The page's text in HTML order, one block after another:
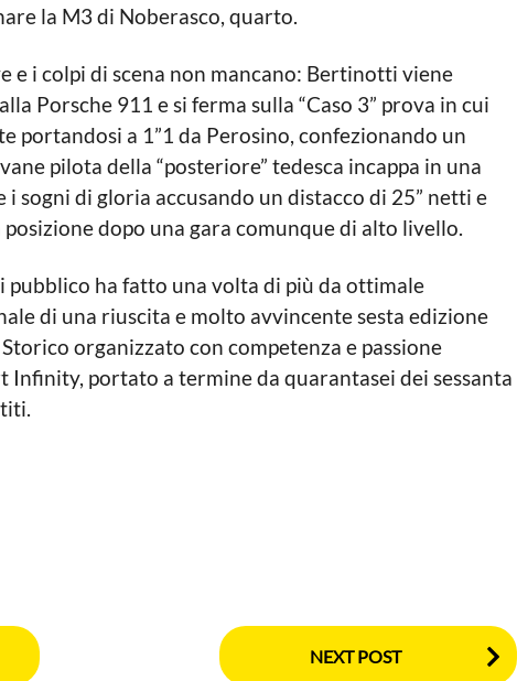
la M3 di Noberasco, quarto.
e i colpi di scena non mancano: Bertinotti viene
Porsche 911 e si ferma sulla “Caso 3” prova in cui
portandosi a 1”1 da Perosino, confezionando un
pilota della “posteriore” tedesca incappa in una
sogni di gloria accusando un distacco di 25” netti e
dopo una gara comunque di alto livello.
pubblico ha fatto una volta di più da ottimale
di una riuscita e molto avvincente sesta edizione
organizzato con competenza e passione
Infinity, portato a termine da quarantasei dei sessanta
NEXT POST